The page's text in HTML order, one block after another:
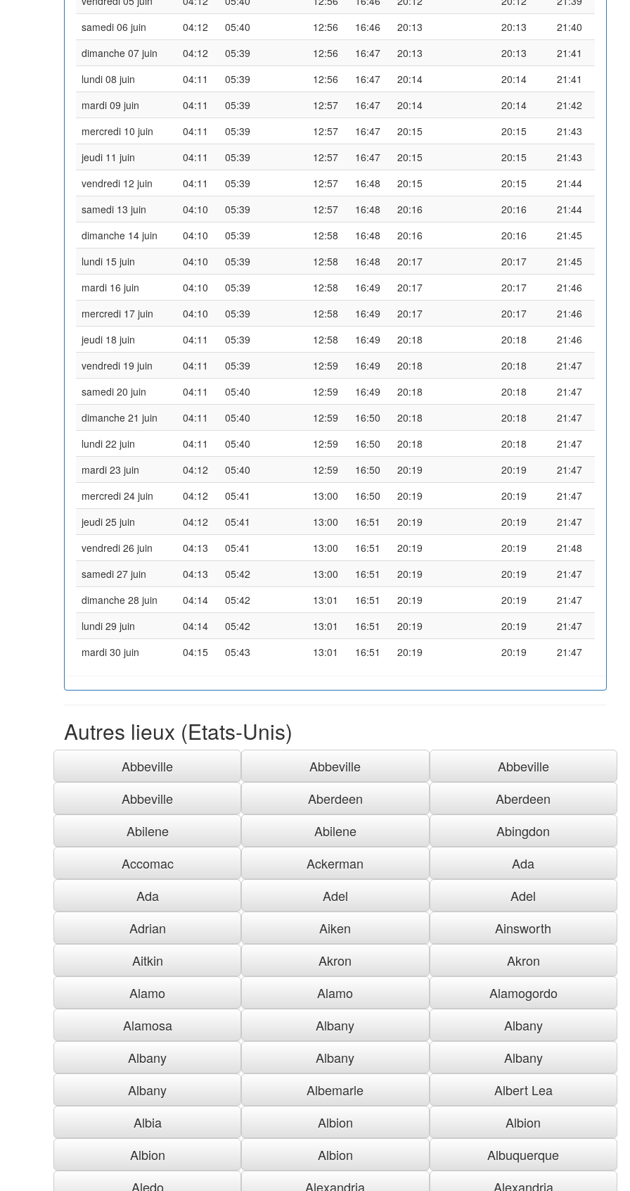
samedi 06 juin
04:12 05:40 12:56 16:46 20:13 20:13
21:40
dimanche 07 juin
04:12 05:39 12:56 16:47 20:13 20:13
21:41
lundi 08 juin
04:11 05:39 12:56 16:47 20:14 20:14
21:41
mardi 09 juin
04:11 05:39 12:57 16:47 20:14 20:14
21:42
mercredi 10 juin
04:11 05:39 12:57 16:47 20:15 20:15
21:43
jeudi 11 juin
04:11 05:39 12:57 16:47 20:15 20:15
21:43
vendredi 12 juin
04:11 05:39 12:57 16:48 20:15 20:15
21:44
samedi 13 juin
04:10 05:39 12:57 16:48 20:16 20:16
21:44
dimanche 14 juin
04:10 05:39 12:58 16:48 20:16 20:16
21:45
lundi 15 juin
04:10 05:39 12:58 16:48 20:17 20:17
21:45
mardi 16 juin
04:10 05:39 12:58 16:49 20:17 20:17
21:46
mercredi 17 juin
04:10 05:39 12:58 16:49 20:17 20:17
21:46
jeudi 18 juin
04:11 05:39 12:58 16:49 20:18 20:18
21:46
vendredi 19 juin
04:11 05:39 12:59 16:49 20:18 20:18
21:47
samedi 20 juin
04:11 05:40 12:59 16:49 20:18 20:18
21:47
dimanche 21 juin
04:11 05:40 12:59 16:50 20:18 20:18
21:47
lundi 22 juin
04:11 05:40 12:59 16:50 20:18 20:18
21:47
mardi 23 juin
04:12 05:40 12:59 16:50 20:19 20:19
21:47
mercredi 24 juin
04:12 05:41 13:00 16:50 20:19 20:19
21:47
jeudi 25 juin
04:12 05:41 13:00 16:51 20:19 20:19
21:47
vendredi 26 juin
04:13 05:41 13:00 16:51 20:19 20:19
21:48
samedi 27 juin
04:13 05:42 13:00 16:51 20:19 20:19
21:47
dimanche 28 juin
04:14 05:42 13:01 16:51 20:19 20:19
21:47
lundi 29 juin
04:14 05:42 13:01 16:51 20:19 20:19
21:47
mardi 30 juin
04:15 05:43 13:01 16:51 20:19 20:19 21:47
Autres lieux (Etats-Unis)
Abbeville Abbeville
Abbeville
Abbeville
Aberdeen
Aberdeen
Abilene
Abilene
Abingdon
Accomac
Ackerman
Ada
Ada
Adel
Adel
Adrian
Aiken
Ainsworth
Aitkin
Akron
Akron
Alamo
Alamo
Alamogordo
Alamosa
Albany
Albany
Albany
Albany
Albany
Albany
Albemarle
Albert Lea
Albia
Albion
Albion
Albion
Albion
Albuquerque
Aledo
Alexandria Alexandria